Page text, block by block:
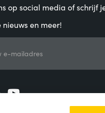
op social media of schrijf
nieuws en meer!
e-mailadres